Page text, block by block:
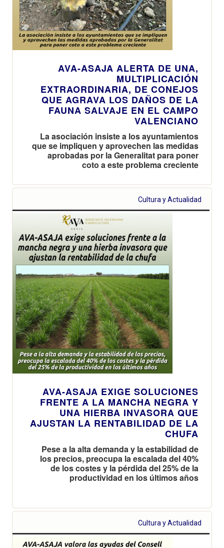
AVA-ASAJA ALERTA DE UNA,
MULTIPLICACIÓN
EXTRAORDINARIA, DE CONEJOS
QUE AGRAVA LOS DAÑOS DE LA
FAUNA SALVAJE EN EL CAMPO
VALENCIANO
La asociación insiste a los ayuntamientos
que se impliquen y aprovechen las medidas
aprobadas por la Generalitat para poner
coto a este problema creciente
Cultura y Actualidad
AVA-ASAJA EXIGE SOLUCIONES
FRENTE A LA MANCHA NEGRA Y
UNA HIERBA INVASORA QUE
AJUSTAN LA RENTABILIDAD DE LA
CHUFA
Pese a la alta demanda y la estabilidad de
los precios, preocupa la escalada del 40%
de los costes y la pérdida del 25% de la
productividad en los últimos años
Cultura y Actualidad